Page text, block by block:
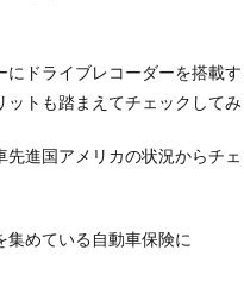
にドライブレコーダーを搭載
ットも踏まえてチェックしてみ
先進国アメリカの状況からチ
集めている自動車保険に